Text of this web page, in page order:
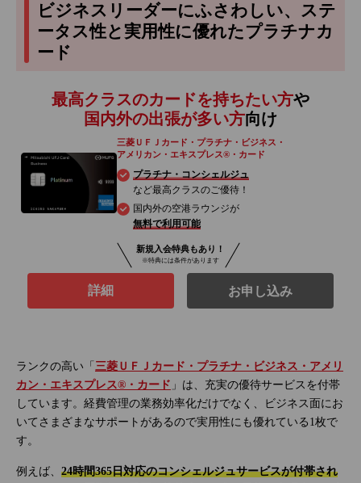
ビジネスリーダーにふさわしい、ステ
ータス性と実用性に優れたプラチナカ
ード
最高クラスのカードを持ちたい方や
国内外の出張が多い方向け
三菱ＵＦＪカード・プラチナ・ビジネス・
アメリカン・エキスプレス®・カード
プラチナ・コンシェルジュ
など最高クラスのご優待！
国内外の空港ラウンジが
無料で利用可能
新規入会特典もあり！
※特典には条件があります
詳細 お申し込み
ランクの高い「 三菱ＵＦＪカード・プラチナ・ビジネス・アメリ
カン・エキスプレス®・カード 」は、充実の優待サービスを付帯
しています。経費管理の業務効率化だけでなく、ビジネス面にお
いてさまざまなサポートがあるので実用性にも優れている1枚で
す。
例えば、 24時間365日対応のコンシェルジュサービスが付帯され